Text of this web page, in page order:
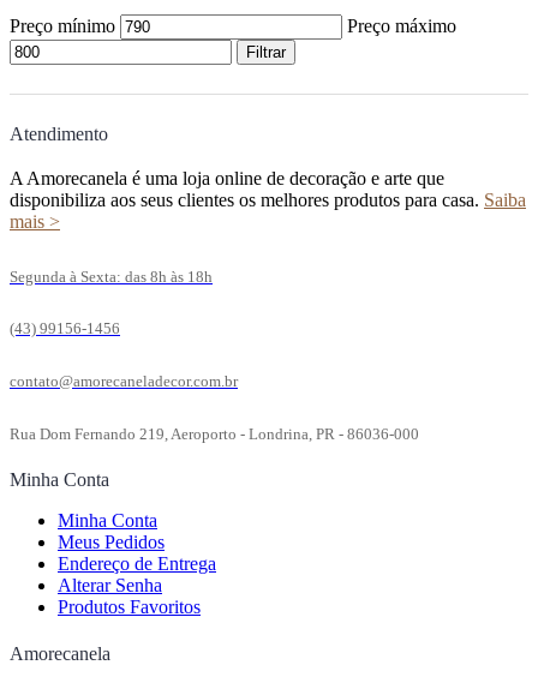
Preço mínimo Preço máximo
Filtrar
Atendimento
A Amorecanela é uma loja online de decoração e arte que
disponibiliza aos seus clientes os melhores produtos para casa. Saiba
mais >
Segunda à Sexta: das 8h às 18h
(43) 99156-1456
contato@amorecaneladecor.com.br
Rua Dom Fernando 219, Aeroporto - Londrina, PR - 86036-000
Minha Conta
Minha Conta
Meus Pedidos
Endereço de Entrega
Alterar Senha
Produtos Favoritos
Amorecanela